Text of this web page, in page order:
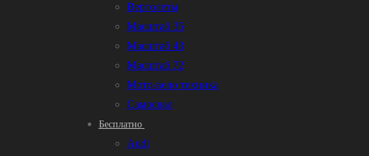
Вертолеты
Масштаб 35
Масштаб 43
Масштаб 72
Мото-вело техника
Самосвал
Бесплатно
Audi